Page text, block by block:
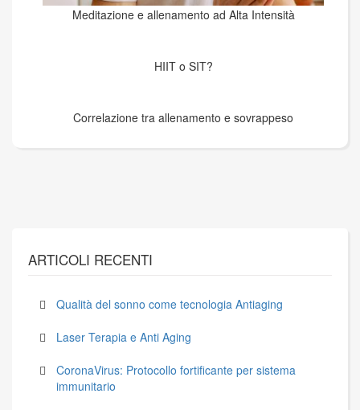
Meditazione e allenamento ad Alta Intensità
HIIT o SIT?
Correlazione tra allenamento e sovrappeso
ARTICOLI RECENTI
Qualità del sonno come tecnologia Antiaging
Laser Terapia e Anti Aging
CoronaVirus: Protocollo fortificante per sistema
immunitario